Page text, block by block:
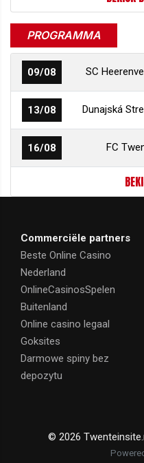
PROGRAMMA
09/08 SC
13/08 Dunajská
16/08 FC
Commerciële partners
Beste Online Casino
Nederland
OnlineCasinosSpelen
Buitenland
Online casino legaal
Goksites
Darmowe spiny bez
depozytu
© 2026